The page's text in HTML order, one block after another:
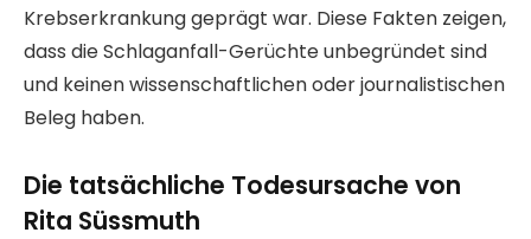
Krebserkrankung geprägt war. Diese Fakten zeigen,
dass die Schlaganfall-Gerüchte unbegründet sind
und keinen wissenschaftlichen oder journalistischen
Beleg haben.
Die tatsächliche Todesursache von
Rita Süssmuth